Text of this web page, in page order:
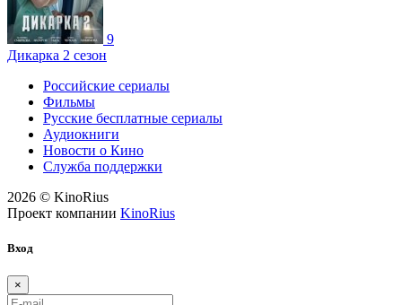
9
Дикарка 2 сезон
Российские сериалы
Фильмы
Русские бесплатные сериалы
Аудиокниги
Новости о Кино
Служба поддержки
2026 © KinoRius
Проект компании KinoRius
Вход
×